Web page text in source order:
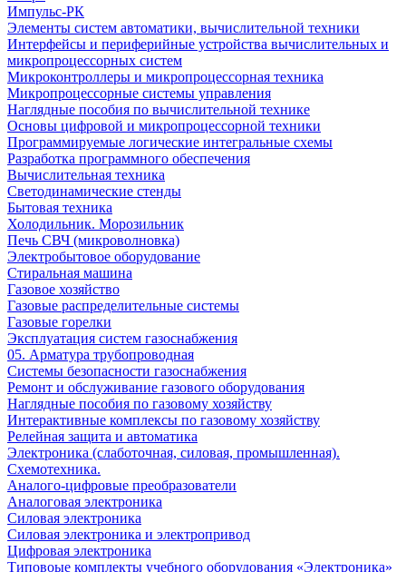
Импульс-РК
Элементы систем автоматики, вычислительной техники
Интерфейсы и периферийные устройства вычислительных и
микропроцессорных систем
Микроконтроллеры и микропроцессорная техника
Микропроцессорные системы управления
Наглядные пособия по вычислительной технике
Основы цифровой и микропроцессорной техники
Программируемые логические интегральные схемы
Разработка программного обеспечения
Вычислительная техника
Светодинамические стенды
Бытовая техника
Холодильник. Морозильник
Печь СВЧ (микроволновка)
Электробытовое оборудование
Стиральная машина
Газовое хозяйство
Газовые распределительные системы
Газовые горелки
Эксплуатация систем газоснабжения
05. Арматура трубопроводная
Системы безопасности газоснабжения
Ремонт и обслуживание газового оборудования
Наглядные пособия по газовому хозяйству
Интерактивные комплексы по газовому хозяйству
Релейная защита и автоматика
Электроника (слаботочная, силовая, промышленная).
Схемотехника.
Аналого-цифровые преобразователи
Аналоговая электроника
Cиловая электроника
Cиловая электроника и электропривод
Цифровая электроника
Типовоые комплекты учебного оборудования «Электроника»